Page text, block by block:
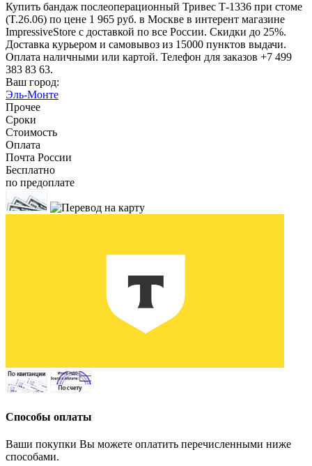
Купить бандаж послеоперационный Тривес Т-1336 при стоме
(T.26.06) по цене 1 965 руб. в Москве в интерент магазине
ImpressiveStore с доставкой по все России. Скидки до 25%.
Доставка курьером и самовывоз из 15000 пунктов выдачи.
Оплата наличными или картой. Телефон для заказов +7 499
383 83 63.
Ваш город:
Эль-Монте
Прочее
Сроки
Стоимость
Оплата
Почта России
Бесплатно
по предоплате
Способы оплаты
Ваши покупки Вы можете оплатить перечисленными ниже
способами.